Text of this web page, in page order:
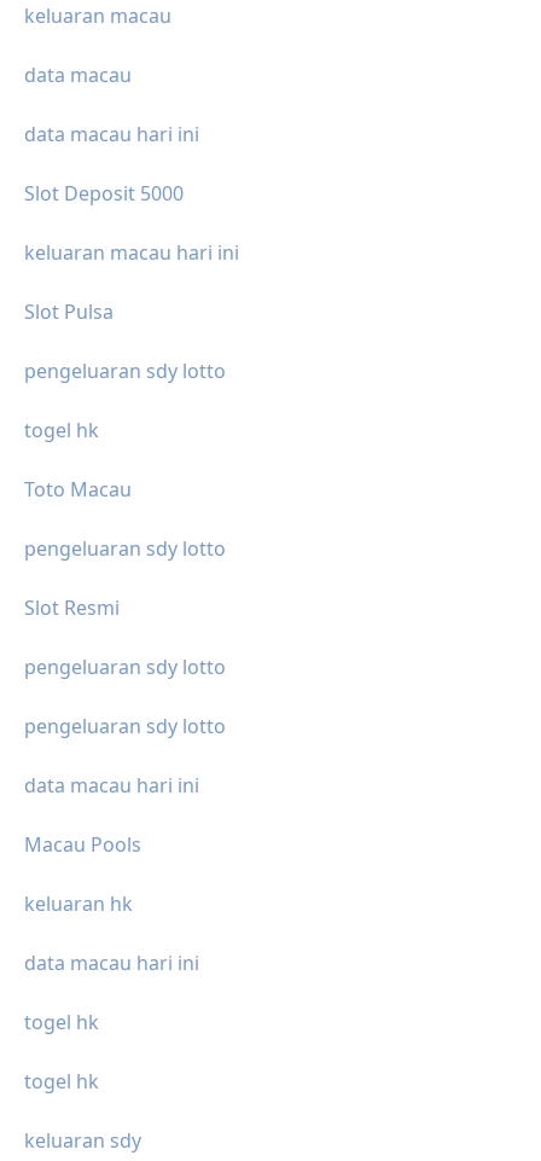
keluaran macau
data macau
data macau hari ini
Slot Deposit 5000
keluaran macau hari ini
Slot Pulsa
pengeluaran sdy lotto
togel hk
Toto Macau
pengeluaran sdy lotto
Slot Resmi
pengeluaran sdy lotto
pengeluaran sdy lotto
data macau hari ini
Macau Pools
keluaran hk
data macau hari ini
togel hk
togel hk
keluaran sdy